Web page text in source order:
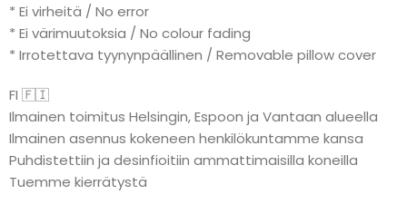
* Ei virheitä / No error
* Ei värimuutoksia / No colour fading
* Irrotettava tyynynpäällinen / Removable pillow cover
FI 🇫🇮
Ilmainen toimitus Helsingin, Espoon ja Vantaan alueella
Ilmainen asennus kokeneen henkilökuntamme kansa
Puhdistettiin ja desinfioitiin ammattimaisilla koneilla
Tuemme kierrätystä